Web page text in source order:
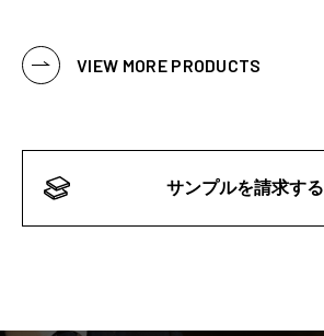
VIEW MORE PRODUCTS
サンプルを請求する